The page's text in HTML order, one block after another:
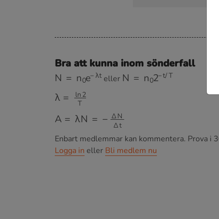
Bra att kunna inom sönderfall
N λt
eller
N − /T
λ
2T
A
N =− Δt
Enbart medlemmar kan kommentera. Prova i
Logga in eller Bli medlem nu